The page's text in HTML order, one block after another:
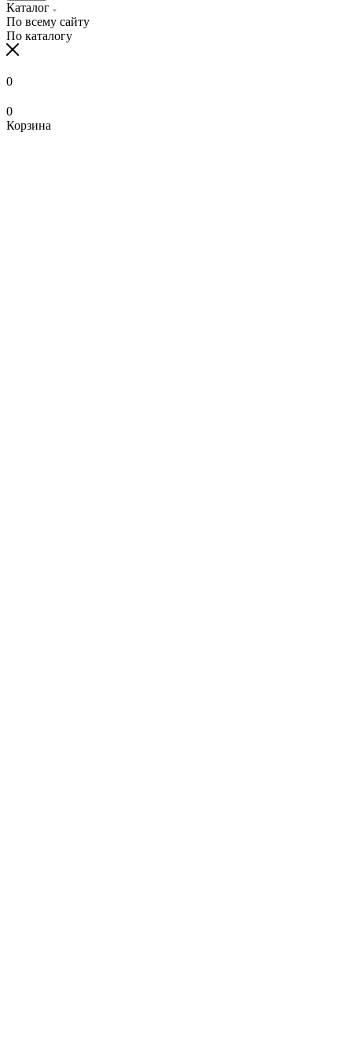
Каталог
По всему сайту
По каталогу
0
0
Корзина